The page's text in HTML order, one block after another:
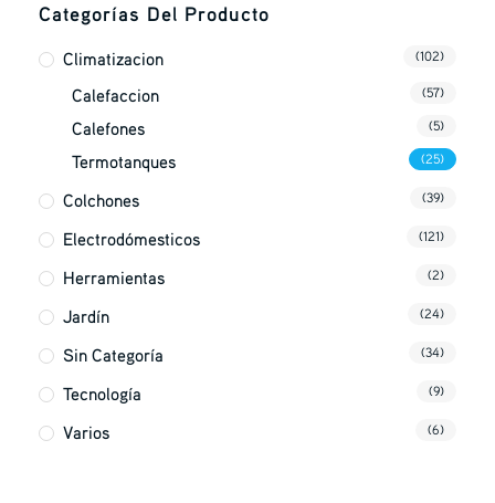
Categorías Del Producto
Climatizacion (102)
Calefaccion (57)
Calefones (5)
Termotanques (25)
Colchones (39)
Electrodómesticos (121)
Herramientas (2)
Jardín (24)
Sin Categoría (34)
Tecnología (9)
Varios (6)